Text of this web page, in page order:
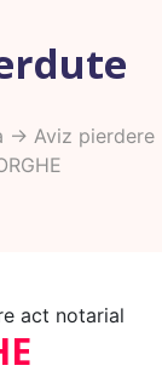
-> Aviz pierdere
act notarial